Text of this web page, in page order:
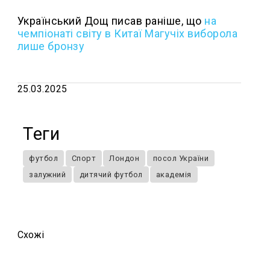
Український Дощ писав раніше, що на
чемпіонаті світу в Китаї Магучіх виборола
лише бронзу
25.03.2025
Теги
футбол Спорт Лондон
посол України
залужний
дитячий футбол академія
Схожi